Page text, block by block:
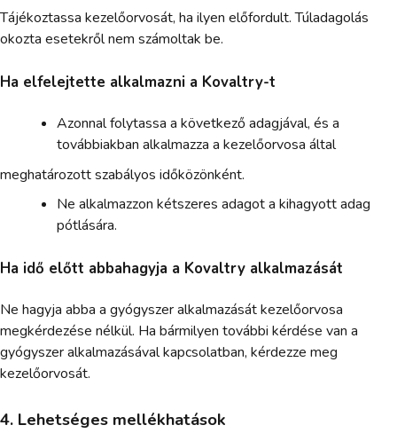
Tájékoztassa kezelőorvosát, ha ilyen előfordult. Túladagolás
okozta esetekről nem számoltak be.
Ha elfelejtette alkalmazni a Kovaltry-t
Azonnal folytassa a következő adagjával, és a
továbbiakban alkalmazza a kezelőorvosa által
meghatározott szabályos időközönként.
Ne alkalmazzon kétszeres adagot a kihagyott adag
pótlására.
Ha idő előtt abbahagyja a Kovaltry alkalmazását
Ne hagyja abba a gyógyszer alkalmazását kezelőorvosa
megkérdezése nélkül. Ha bármilyen további kérdése van a
gyógyszer alkalmazásával kapcsolatban, kérdezze meg
kezelőorvosát.
4. Lehetséges mellékhatások